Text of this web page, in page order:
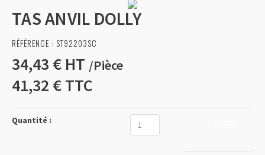
TAS ANVIL DOLLY
RÉFÉRENCE : ST92203SC
34,43 € HT /Pièce
41,32 €TTC
Quantité :